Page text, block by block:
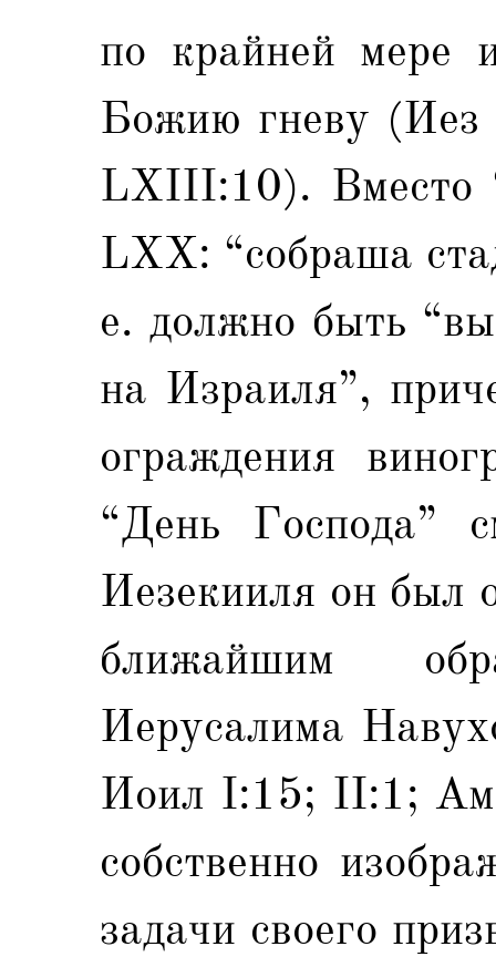
по крайней мере
Божию гневу
LXIII:10). Вместо
LXX: “собраша
е. должно быть
на Израиля”,
ограждения
“День
Иезекииля он был
ближайшим
Иерусалима
Иоил I:15; II:1; Ам
собственно
задачи своего